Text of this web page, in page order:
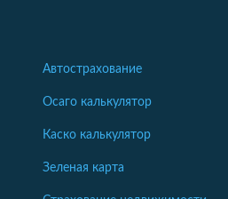
Автострахование
Осаго калькулятор
Каско калькулятор
Зеленая карта